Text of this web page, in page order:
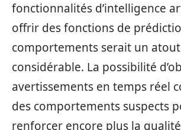
fonctionnalités d’intelligence
offrir des fonctions de
comportements serait un atout
considérable. La possibilité
avertissements en temps réel
des comportements suspects
renforcer encore plus la